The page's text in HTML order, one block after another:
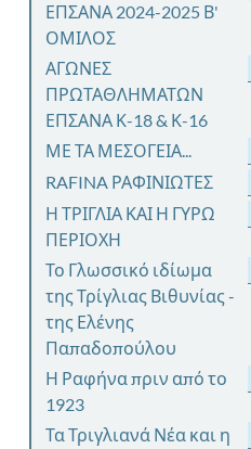
ΕΠΣΑΝΑ 2024-2025 Β'
ΟΜΙΛΟΣ
ΑΓΩΝΕΣ
ΠΡΩΤΑΘΛΗΜΑΤΩΝ
ΕΠΣΑΝΑ Κ-18 & Κ-16
ΜΕ ΤΑ ΜΕΣΟΓΕΙΑ...
RAFINA ΡΑΦΙΝΙΩΤΕΣ
Η ΤΡΙΓΛΙΑ ΚΑΙ Η ΓΥΡΩ
ΠΕΡΙΟΧΗ
Το Γλωσσικό ιδίωμα
της Τρίγλιας Βιθυνίας -
της Ελένης
Παπαδοπούλου
Η Ραφήνα πριν από το
1923
Τα Τριγλιανά Νέα και η